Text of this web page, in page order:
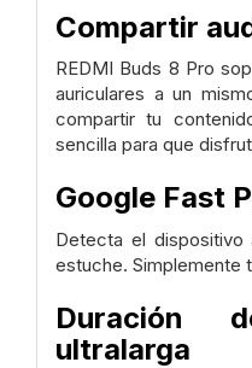
Compartir
REDMI Buds 8 Pro
auriculares a un
compartir tu
sencilla para que
Google Fast
Detecta el dispositivo
estuche. Simplemente
Duración
ultralarga